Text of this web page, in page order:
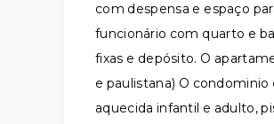
com despensa e espaço
funcionário com quarto e
fixas e depósito. O
e paulistana) O
aquecida infantil e adulto,